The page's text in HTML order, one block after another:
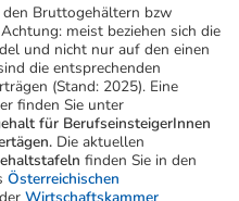
Bruttogehältern bzw
meist beziehen sich die
und nicht nur auf den einen
die entsprechenden
(Stand: 2025). Eine
finden Sie unter
für BerufseinsteigerInnen
Die aktuellen
finden Sie in den
Österreichischen
Wirtschaftskammer